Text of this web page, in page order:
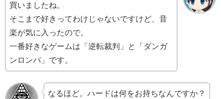
買いましたね。
そこまで好きってわけじゃないですけど、音
楽が気に入ったので。
一番好きなゲームは「逆転裁判」と「ダンガ
ンロンパ」です。
なるほど。ハードは何をお持ちなんですか？